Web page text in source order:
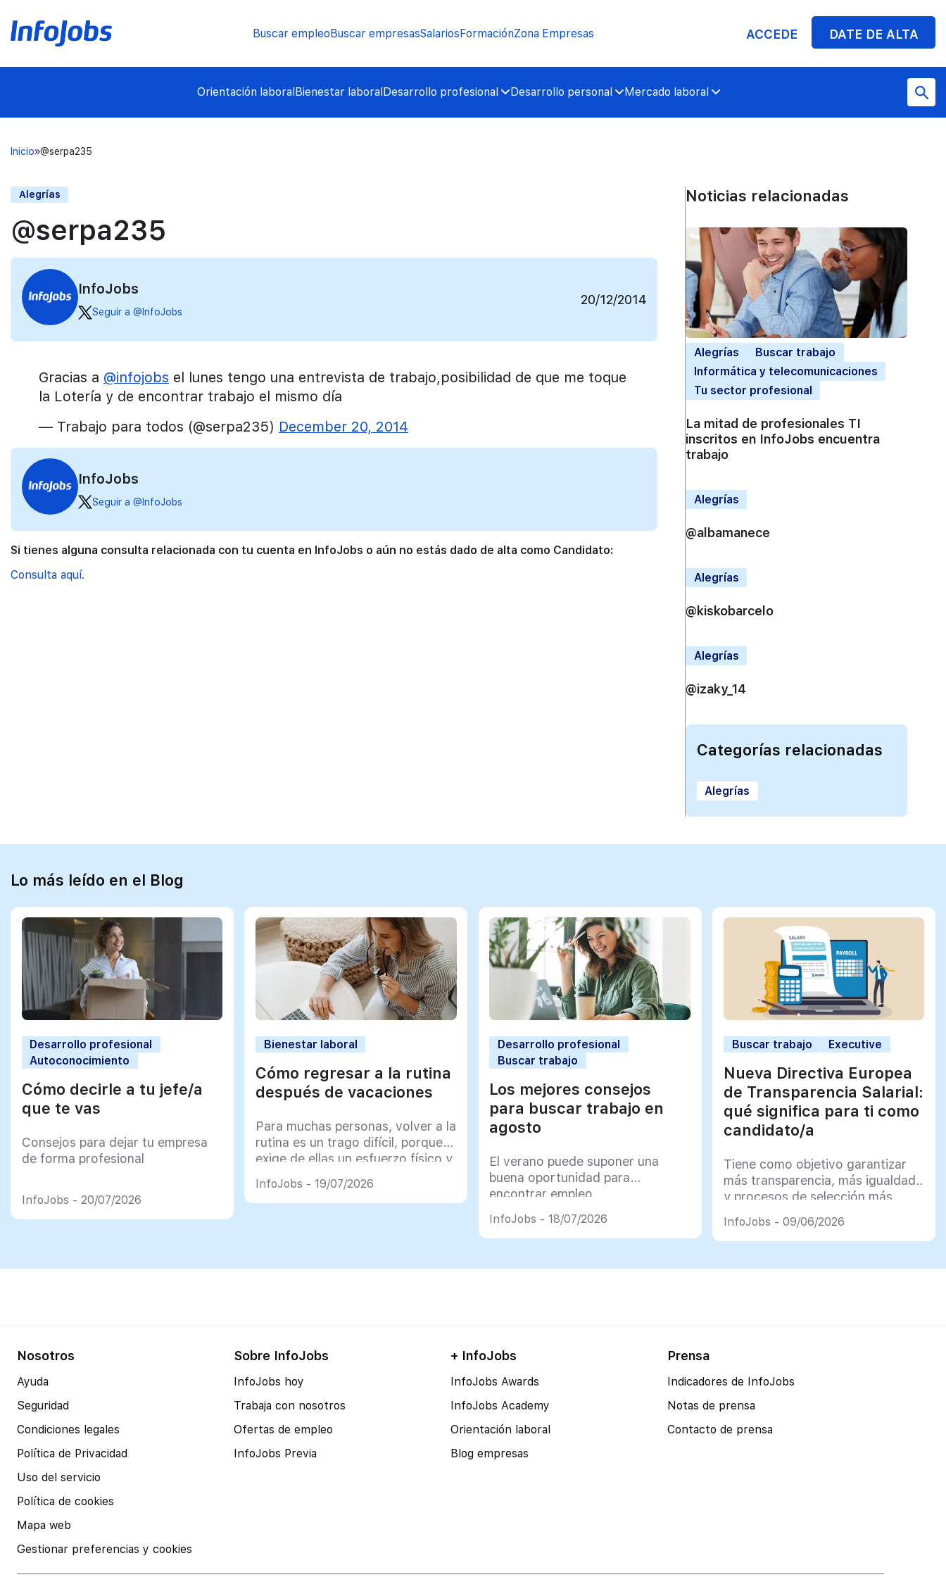
Buscar empleoBuscar empresasSalariosFormaciónZona Empresas ACCEDE DATE DE ALTA
Orientación laboralBienestar laboralDesarrollo profesional Desarrollo personal Mercado laboral
Inicio @serpa235
Alegrías
@serpa235
InfoJobs
Seguir a @InfoJobs
20/12/2014
Gracias a @infojobs el lunes tengo una entrevista de trabajo,posibilidad de que me toque
la Lotería y de encontrar trabajo el mismo día
— Trabajo para todos (@serpa235) December 20, 2014
InfoJobs
Seguir a @InfoJobs
Si tienes alguna consulta relacionada con tu cuenta en InfoJobs o aún no estás dado de alta como Candidato:
Consulta aquí.
Noticias relacionadas
Alegrías
Buscar trabajo
Informática y telecomunicaciones
Tu sector profesional
La mitad de profesionales TI
inscritos en InfoJobs encuentra
trabajo
Alegrías
@albamanece
Alegrías
@kiskobarcelo
Alegrías
@izaky_14
Categorías relacionadas
Alegrías
Lo más leído en el Blog
Desarrollo profesional
Autoconocimiento
Cómo decirle a tu jefe/a
que te vas
Consejos para dejar tu empresa
de forma profesional
InfoJobs - 20/07/2026
Bienestar laboral
Cómo regresar a la rutina
después de vacaciones
Para muchas personas, volver a la
rutina es un trago difícil, porque
exige de ellas un esfuerzo físico y
InfoJobs - 19/07/2026
Desarrollo profesional
Buscar trabajo
Los mejores consejos
para buscar trabajo en
agosto
El verano puede suponer una
buena oportunidad para
encontrar empleo
InfoJobs - 18/07/2026
Buscar trabajo Executive
Nueva Directiva Europea
de Transparencia Salarial:
qué significa para ti como
candidato/a
Tiene como objetivo garantizar
más transparencia, más igualdad
y procesos de selección más
InfoJobs - 09/06/2026
Nosotros
Ayuda
Seguridad
Condiciones legales
Política de Privacidad
Uso del servicio
Política de cookies
Mapa web
Gestionar preferencias y cookies
Sobre InfoJobs
InfoJobs hoy
Trabaja con nosotros
Ofertas de empleo
InfoJobs Previa
+ InfoJobs
InfoJobs Awards
InfoJobs Academy
Orientación laboral
Blog empresas
Prensa
Indicadores de InfoJobs
Notas de prensa
Contacto de prensa